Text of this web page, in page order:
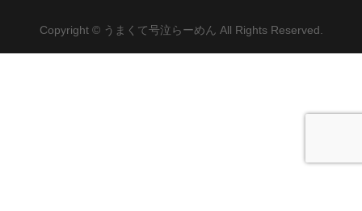
Copyright © うまくて号泣らーめん All Rights Reserved.